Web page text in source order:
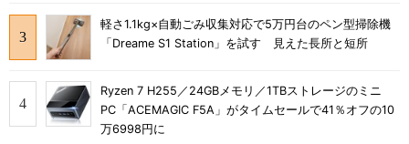
軽さ1.1kg×自動ごみ収集対応で5万円台のペン型掃除機
「Dreame S1 Station」を試す 見えた長所と短所
Ryzen 7 H255／24GBメモリ／1TBストレージのミニ
PC「ACEMAGIC F5A」がタイムセールで41％オフの10
万6998円に